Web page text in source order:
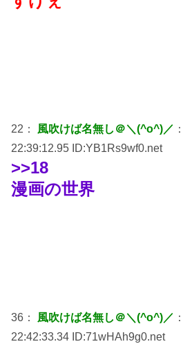
22： 風吹けば名無し＠＼(^o^)／
22:39:12.95 ID:YB1Rs9wf0.net
>>18
漫画の世界
36： 風吹けば名無し＠＼(^o^)／
22:42:33.34 ID:71wHAh9g0.net